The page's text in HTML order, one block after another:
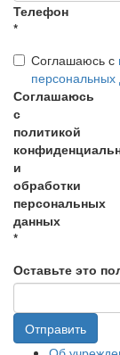
Телефон
*
Соглашаюсь с
Соглашаюсь
с
политикой
и
обработки
персональных
данных
*
Оставьте это
Отправить